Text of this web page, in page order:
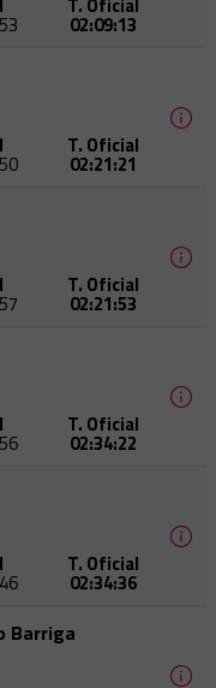
02:09:13
T. Oficial
02:21:21
T. Oficial
02:21:53
T. Oficial
02:34:22
T. Oficial
02:34:36
Barriga